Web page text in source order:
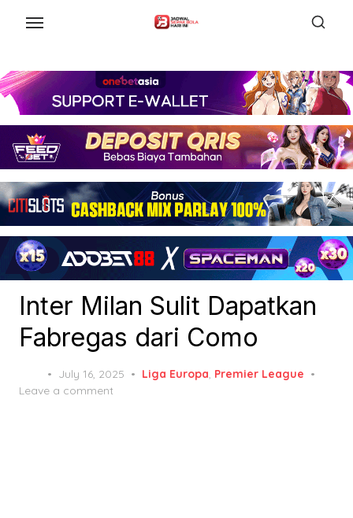
content
Inter Milan Sulit Dapatkan
Fabregas dari Como
Posted
on
July 16, 2025 Liga Europa, Premier League
Leave a comment